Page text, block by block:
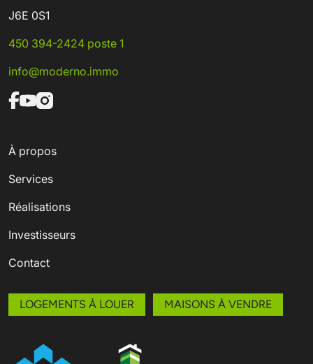
J6E 0S1
450 394-2424 poste 1
info@moderno.immo
À propos
Services
Réalisations
Investisseurs
Contact
LOGEMENTS À LOUER MAISONS À VENDRE